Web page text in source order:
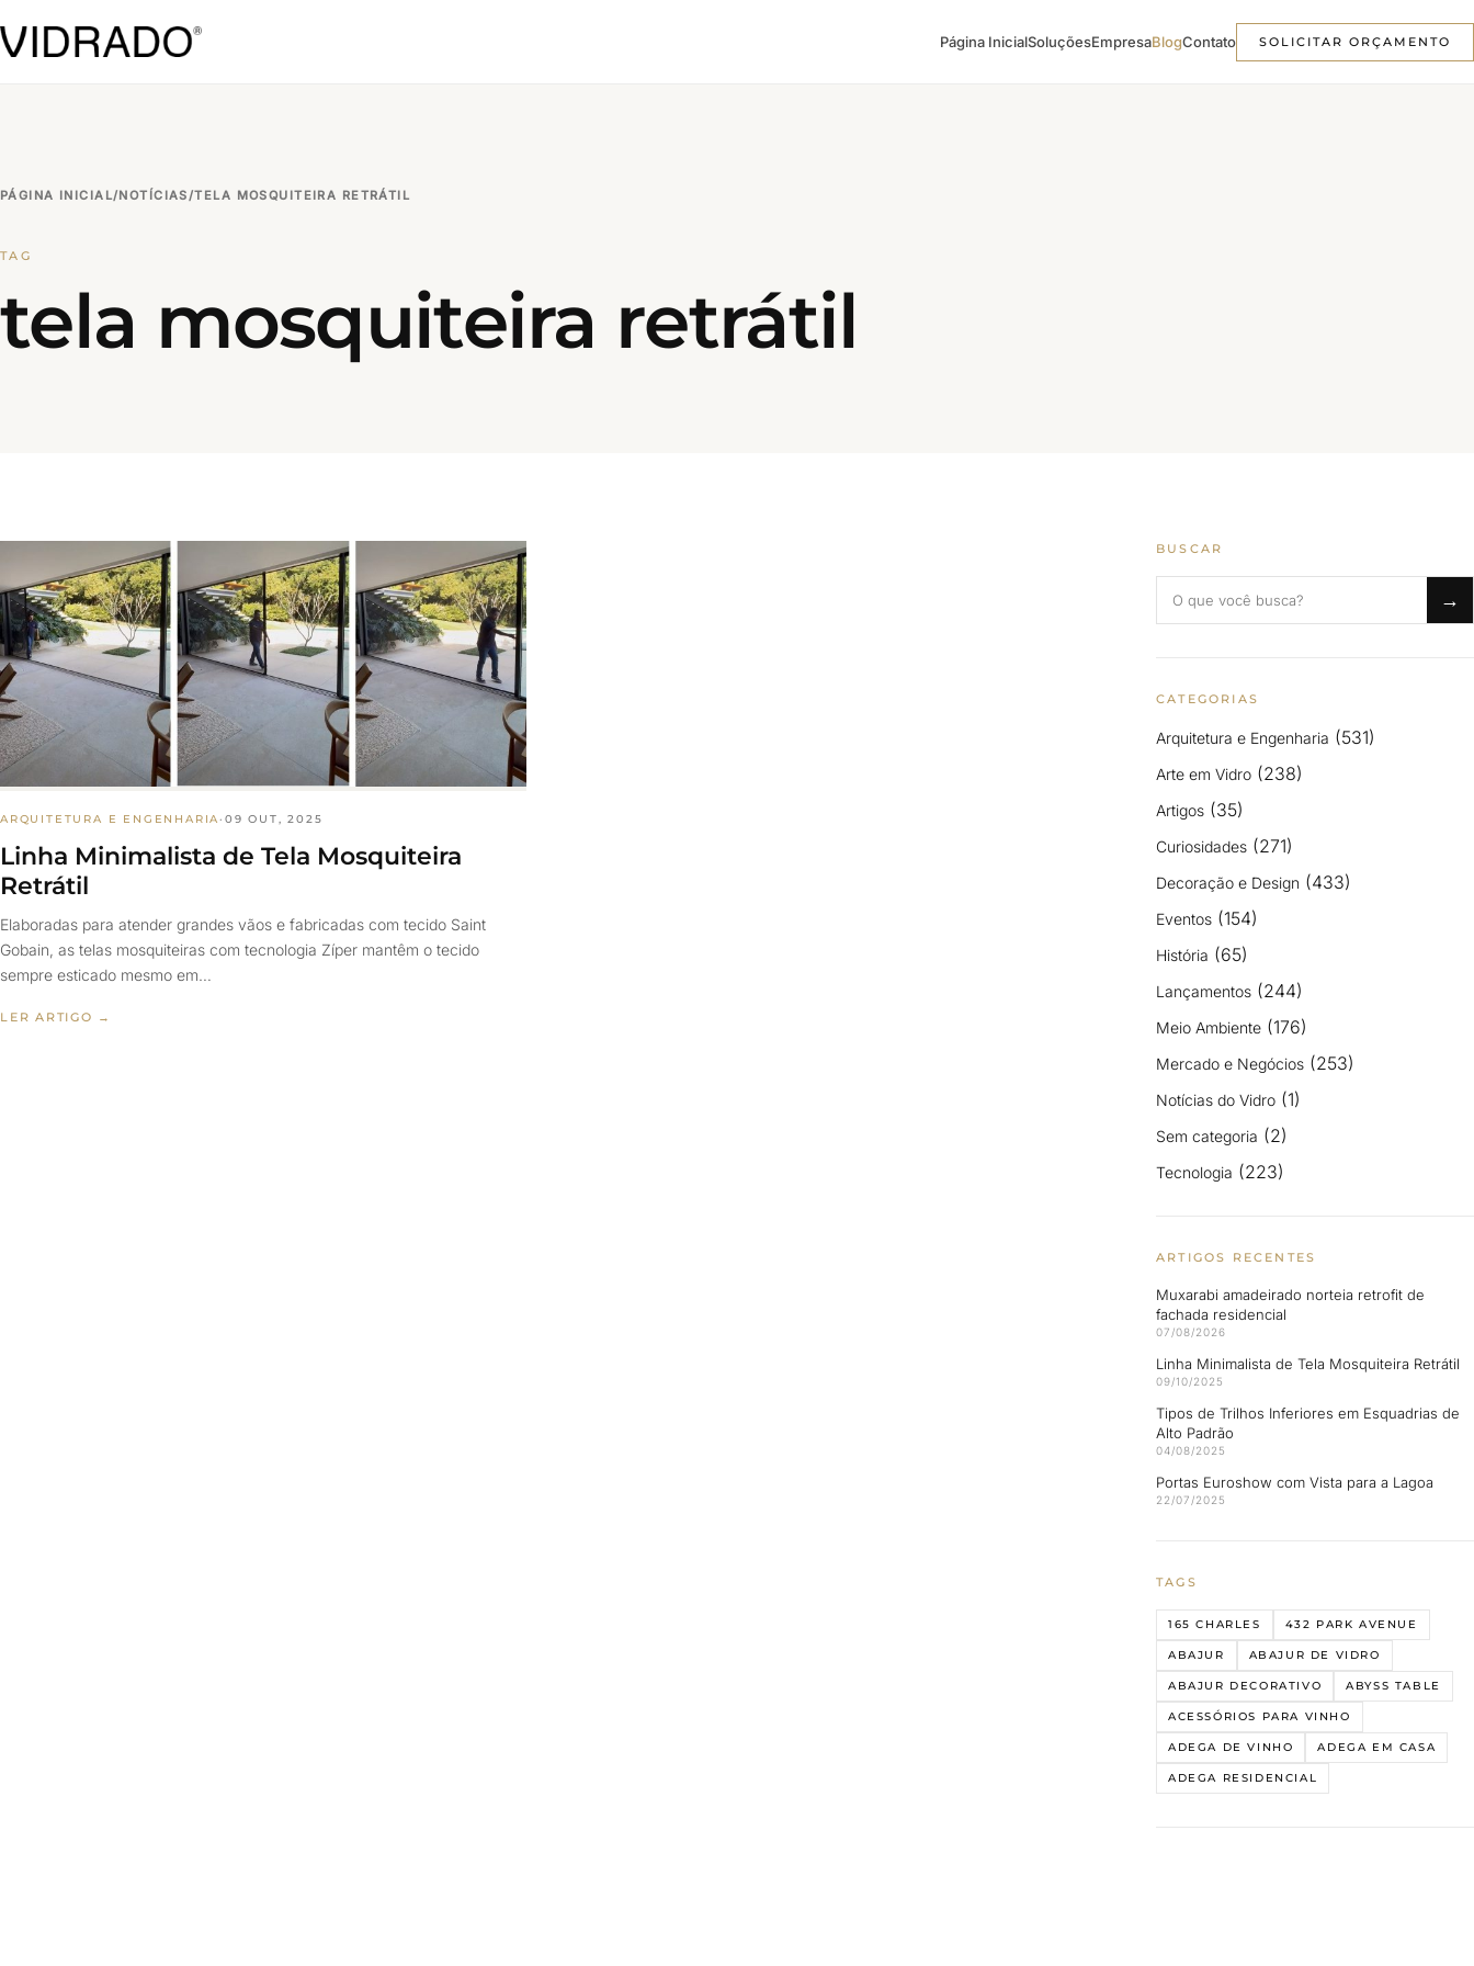
Página InicialSoluçõesEmpresaBlogContato SOLICITAR ORÇAMENTO
PÁGINA INICIAL/NOTÍCIAS/TELA MOSQUITEIRA RETRÁTIL
TAG
tela mosquiteira retrátil
ARQUITETURA E ENGENHARIA·09 OUT, 2025
Linha Minimalista de Tela Mosquiteira
Retrátil
Elaboradas para atender grandes vãos e fabricadas com tecido Saint
Gobain, as telas mosquiteiras com tecnologia Zíper mantêm o tecido
sempre esticado mesmo em…
LER ARTIGO →
BUSCAR
→
CATEGORIAS
Arquitetura e Engenharia (531)
Arte em Vidro (238)
Artigos (35)
Curiosidades (271)
Decoração e Design (433)
Eventos (154)
História (65)
Lançamentos (244)
Meio Ambiente (176)
Mercado e Negócios (253)
Notícias do Vidro (1)
Sem categoria (2)
Tecnologia (223)
ARTIGOS RECENTES
Muxarabi amadeirado norteia retrofit de
fachada residencial
07/08/2026
Linha Minimalista de Tela Mosquiteira Retrátil
09/10/2025
Tipos de Trilhos Inferiores em Esquadrias de
Alto Padrão
04/08/2025
Portas Euroshow com Vista para a Lagoa
22/07/2025
TAGS
165 CHARLES 432 PARK AVENUE
ABAJUR ABAJUR DE VIDRO
ABAJUR DECORATIVO ABYSS TABLE
ACESSÓRIOS PARA VINHO
ADEGA DE VINHO ADEGA EM CASA
ADEGA RESIDENCIAL